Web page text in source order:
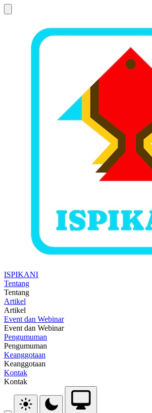
ISPIKANI
Tentang
Tentang
Artikel
Artikel
Event dan Webinar
Event dan Webinar
Pengumuman
Pengumuman
Keanggotaan
Keanggotaan
Kontak
Kontak